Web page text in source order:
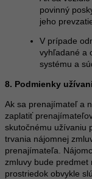
povinný
jeho
V prípade
vyhľadané a
systému a
8. Podmienky
Ak sa prenajímateľ a
zaplatiť
skutočnému užívaniu
trvania nájomnej
prenajímateľa.
zmluvy bude
prostriedok obvykle